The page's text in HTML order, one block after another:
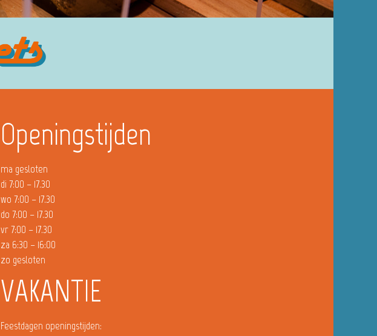
Openingstijden
ma gesloten
di 7:00 – 17.30
wo 7:00 – 17.30
do 7:00 – 17.30
vr 7:00 – 17.30
za 6:30 – 16:00
zo gesloten
VAKANTIE
Feestdagen openingstijden: